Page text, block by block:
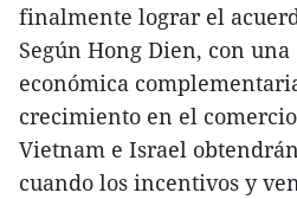
finalmente lograr el
Según Hong Dien, con
económica
crecimiento en el
Vietnam e Israel
cuando los incentivos y